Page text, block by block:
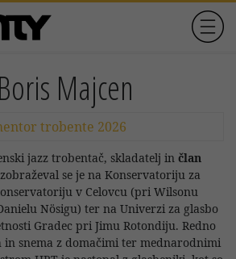
Majcen
jazz trobentač, skladatelj in član
se je na Konservatoriju za
v Celovcu (pri Wilsonu
Nösigu) ter na Univerzi za glasbo
Gradec pri Jimu Rotondiju. Redno
in snema z domačimi ter mednarodnimi